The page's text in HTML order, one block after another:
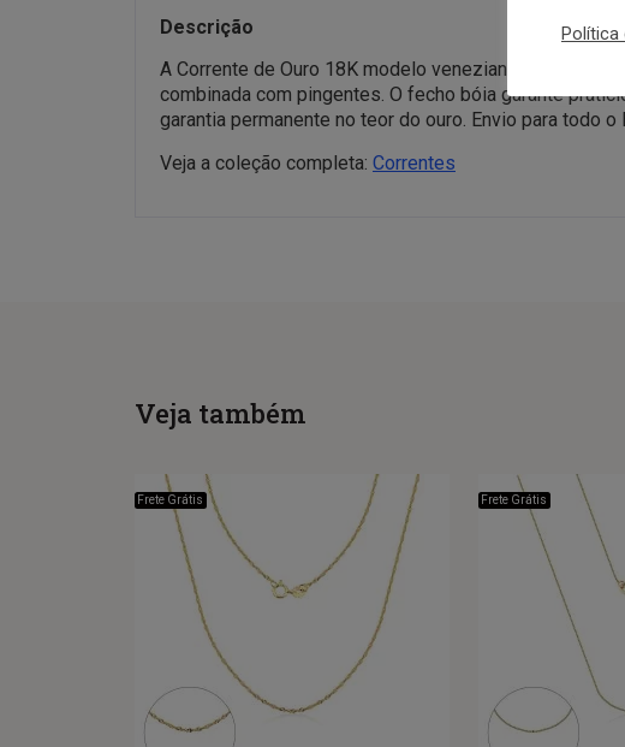
Descrição
A Corrente de Ouro 18K modelo veneziana tem
combinada com pingentes. O fecho bóia garante
garantia permanente no teor do ouro. Envio para todo
Veja a coleção completa: Correntes
Veja também
Frete Grátis Frete Grátis
Política